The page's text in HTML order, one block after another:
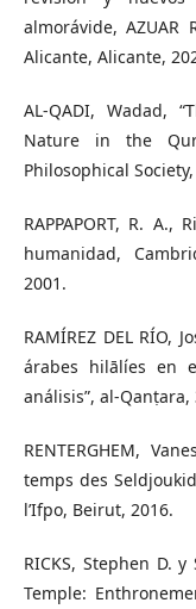
almorávide, AZUAR
Alicante, Alicante,
AL-QADI, Wadad,
Nature in the
Philosophical
RAPPAPORT, R.
humanidad,
2001.
RAMÍREZ DEL RÍO,
árabes hilālíes en
análisis”, al-Qanṭara,
RENTERGHEM,
temps des
l’Ifpo, Beirut, 2016.
RICKS, Stephen D. y
Temple: